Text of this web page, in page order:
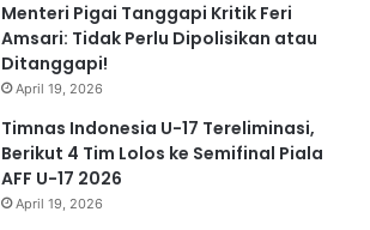
Menteri Pigai Tanggapi Kritik Feri
Amsari: Tidak Perlu Dipolisikan atau
Ditanggapi!
April 19, 2026
Timnas Indonesia U-17 Tereliminasi,
Berikut 4 Tim Lolos ke Semifinal Piala
AFF U-17 2026
April 19, 2026